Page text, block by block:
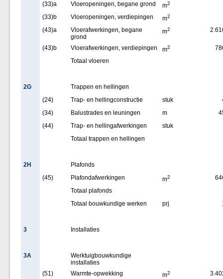
(33)a Vloeropeningen, begane grond m2
(33)b Vloeropeningen, verdiepingen m2
(43)a
Vloerafwerkingen, begane
grond
m2
(43)b Vloerafwerkingen, verdiepingen m2
Totaal vloeren
2G
Trappen en hellingen
(24)
Trap- en hellingconstructie stuk
(34)
Balustrades en leuningen m
(44)
Trap- en hellingafwerkingen
stuk
Totaal trappen en hellingen
2H
Plafonds
(45)
Plafondafwerkingen m2
Totaal plafonds
Totaal bouwkundige werken
prj
3 Installaties
3A
Werktuigbouwkundige
installaties
(51)
Warmte-opwekking m2